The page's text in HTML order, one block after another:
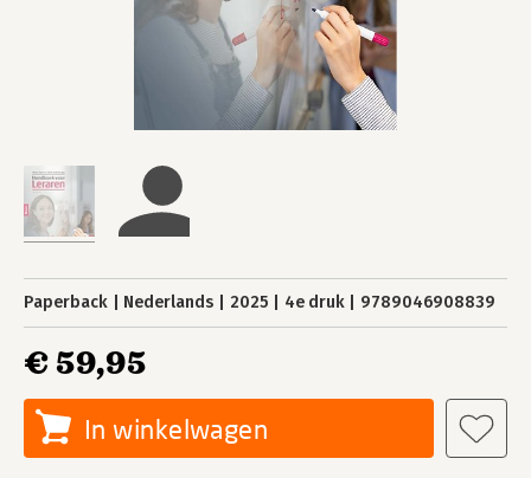
Paperback Nederlands 2025 4e druk 9789046908839
€ 59,95
In winkelwagen